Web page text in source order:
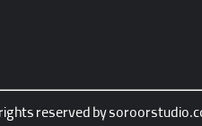
reserved by